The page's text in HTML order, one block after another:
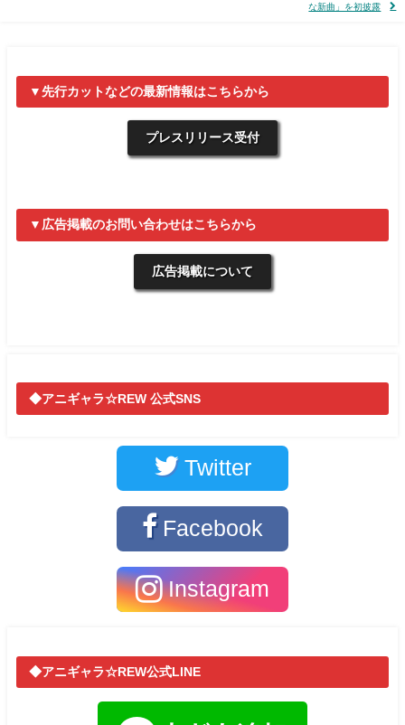
な新曲」を初披露
▼先行カットなどの最新情報はこちらから
プレスリリース受付
▼広告掲載のお問い合わせはこちらから
広告掲載について
◆アニギャラ☆REW 公式SNS
Twitter
Facebook
Instagram
◆アニギャラ☆REW公式LINE